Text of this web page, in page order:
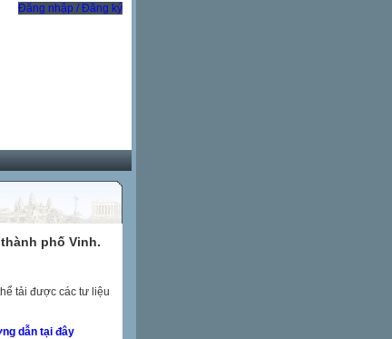
Đăng nhập / Đăng ký
phố Vinh.
tải được các tư liệu
dẫn tại đây